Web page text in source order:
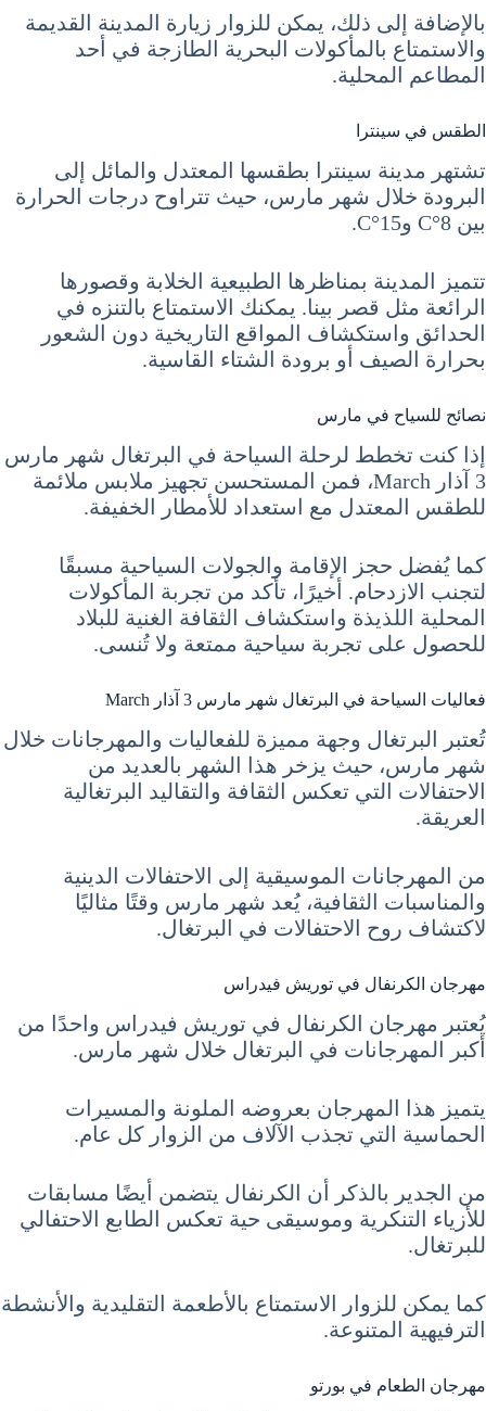
بالإضافة إلى ذلك، يمكن للزوار زيارة المدينة القديمة
والاستمتاع بالمأكولات البحرية الطازجة في أحد
المطاعم المحلية.
الطقس في سينترا
تشتهر مدينة سينترا بطقسها المعتدل والمائل إلى
البرودة خلال شهر مارس، حيث تتراوح درجات الحرارة
بين 8°C و15°C.
تتميز المدينة بمناظرها الطبيعية الخلابة وقصورها
الرائعة مثل قصر بينا. يمكنك الاستمتاع بالتنزه في
الحدائق واستكشاف المواقع التاريخية دون الشعور
بحرارة الصيف أو برودة الشتاء القاسية.
نصائح للسياح في مارس
إذا كنت تخطط لرحلة السياحة في البرتغال شهر مارس
3 آذار March، فمن المستحسن تجهيز ملابس ملائمة
للطقس المعتدل مع استعداد للأمطار الخفيفة.
كما يُفضل حجز الإقامة والجولات السياحية مسبقًا
لتجنب الازدحام. أخيرًا، تأكد من تجربة المأكولات
المحلية اللذيذة واستكشاف الثقافة الغنية للبلاد
للحصول على تجربة سياحية ممتعة ولا تُنسى.
فعاليات السياحة في البرتغال شهر مارس 3 آذار March
تُعتبر البرتغال وجهة مميزة للفعاليات والمهرجانات خلال
شهر مارس، حيث يزخر هذا الشهر بالعديد من
الاحتفالات التي تعكس الثقافة والتقاليد البرتغالية
العريقة.
من المهرجانات الموسيقية إلى الاحتفالات الدينية
والمناسبات الثقافية، يُعد شهر مارس وقتًا مثاليًا
لاكتشاف روح الاحتفالات في البرتغال.
مهرجان الكرنفال في توريش فيدراس
يُعتبر مهرجان الكرنفال في توريش فيدراس واحدًا من
أكبر المهرجانات في البرتغال خلال شهر مارس.
يتميز هذا المهرجان بعروضه الملونة والمسيرات
الحماسية التي تجذب الآلاف من الزوار كل عام.
من الجدير بالذكر أن الكرنفال يتضمن أيضًا مسابقات
للأزياء التنكرية وموسيقى حية تعكس الطابع الاحتفالي
للبرتغال.
كما يمكن للزوار الاستمتاع بالأطعمة التقليدية والأنشطة
الترفيهية المتنوعة.
مهرجان الطعام في بورتو